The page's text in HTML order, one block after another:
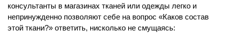
консультанты в магазинах тканей или одежды легко и
непринужденно позволяют себе на вопрос «Каков состав
этой ткани?» ответить, нисколько не смущаясь: